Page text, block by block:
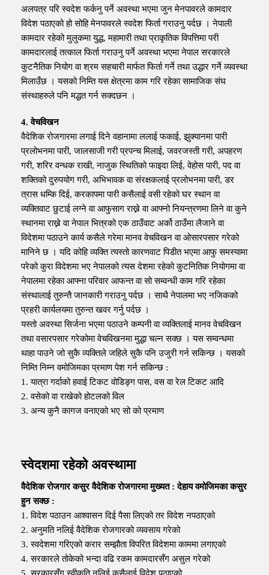
अलपत्र परि स्वदेश फर्कनु पर्ने अवस्था भएमा जुन मेनपावरले कामदार
विदेश पठाएको हो सोहि मेनपावरले स्वदेश फिर्ता गराउनु पर्दछ । नेपाली
कामदार रहेको मुलुकमा युद्ध, महामारी तथा प्राकृतिक विपत्तिमा परी
कामदारलाई तत्काल फिर्ता गराउनु पर्ने अवस्था भएमा नेपाल सरकारले
कुटनैतिक नियोग वा श्रम सहचारी मार्फत फिर्ता गर्ने तथा उद्धार गर्ने व्यवस्था
मिलाउँछ । यसको निम्ति यस क्षेत्रमा काम गरि रहेका सामाजिक संघ
संस्थाहरुले पनि मद्धत गर्न सक्दछन ।
4. वेचविखन
वैदेशिक रोजगारमा लगाई दिने वहानामा ललाई फकाई, झुक्यानमा पारी
प्रलोभनमा पारी, जालसाजी गरी प्रपन्च मिलाई, जवरजस्ती गरी, अपहरण
गरी, शरिर वन्धक राखी, नाजुक स्थितिको फाइदा लिई, वेहोस पारी, पद वा
शक्तिको दुरुपयोग गरी, अभिभावक वा संरक्षकलाई प्रलोभनमा पारी, डर
त्रास धम्कि दिई, करकापमा पारी कसैलाई वसी रहेको घर स्थान वा
व्यक्तिवाट छुटाई लग्ने वा आफुसाग राख्ने वा आफ्नो नियन्त्रणमा लिने वा कुने
स्थानमा राख्ने वा नेपाल भित्रको एक ठाउँवाट अर्को ठाउँमा लैजाने वा
विदेशमा पठाउने कार्य कसैले गरेमा मानव वेचविखन वा ओसारपसार गरेको
मानिने छ । यदि कोहि व्यक्ति त्यस्तो कारणवाट पिडीत भएमा आफु समस्यामा
परेको कुरा विदेशमा भए नेपालको त्यस देशमा रहेको कुटनितिक नियोगमा वा
नेपालमा रहेका आफ्ना परिवार आफन्त वा सो सम्वन्धी काम गरि रहेका
संस्थालाई तुरुन्तै जानकारी गराउनु पर्दछ । साथै नेपालमा भए नजिकको
प्रहरी कार्यलयमा तुरुन्त खवर गर्नु पर्दछ ।
यस्तो अवस्था सिर्जना भएमा पठाउने कम्पनी वा व्यक्तिलाई मानव वेचविखन
तथा वसारपसार गरेकोमा वेचविखनमा मुद्धा चल्न सक्छ । यस सम्वन्धमा
थाहा पाउने जो सुकै व्यक्तिले जहिले सुकै पनि उजुरी गर्न सकिन्छ । यसको
निम्ति निम्न वमोजिमका प्रमाण पेश गर्न सकिन्छ :
1. यात्रा गर्दाको हवाई टिकट वोडिङ्ग पास, वस वा रेल टिकट आदि
2. वसेको वा राखेको होटलको विल
3. अन्य कुनै कागज वनाएको भए सो को प्रमाण
स्वेदशमा रहेको अवस्थामा
वैदेशिक रोजगार कसुर वैदेशिक रोजगारमा मुख्यत : देहाय वमोजिमका कसुर
हुन सक्छ :
1. विदेश पठाउन आश्वासन दिई पैसा लिएको तर विदेश नपठाएको
2. अनुमति नलिई वैदेशिक रोजगारको व्यवसाय गरेको
3. स्वदेशमा गरिएको करार सम्झौता विपरित विदेशमा काममा लगाएको
4. सरकारले तोकेको भन्दा वढि रकम कामदारसँग असुल गरेको